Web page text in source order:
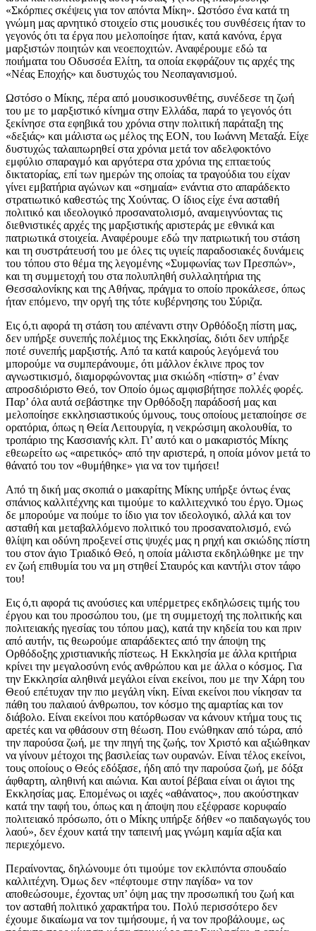
«Σκόρπιες σκέψεις για τον απόντα Μίκη». Ωστόσο ένα κατά τη
γνώμη μας αρνητικό στοιχείο στις μουσικές του συνθέσεις ήταν το
γεγονός ότι τα έργα που μελοποίησε ήταν, κατά κανόνα, έργα
μαρξιστών ποιητών και νεοεποχιτών. Αναφέρουμε εδώ τα
ποιήματα του Οδυσσέα Ελίτη, τα οποία εκφράζουν τις αρχές της
«Νέας Εποχής» και δυστυχώς του Νεοπαγανισμού.
Ωστόσο ο Μίκης, πέρα από μουσικοσυνθέτης, συνέδεσε τη ζωή
του με το μαρξιστικό κίνημα στην Ελλάδα, παρά το γεγονός ότι
ξεκίνησε στα εφηβικά του χρόνια στην πολιτική παράταξη της
«δεξιάς» και μάλιστα ως μέλος της ΕΟΝ, του Ιωάννη Μεταξά. Είχε
δυστυχώς ταλαιπωρηθεί στα χρόνια μετά τον αδελφοκτόνο
εμφύλιο σπαραγμό και αργότερα στα χρόνια της επταετούς
δικτατορίας, επί των ημερών της οποίας τα τραγούδια του είχαν
γίνει εμβατήρια αγώνων και «σημαία» ενάντια στο απαράδεκτο
στρατιωτικό καθεστώς της Χούντας. Ο ίδιος είχε ένα ασταθή
πολιτικό και ιδεολογικό προσανατολισμό, αναμειγνύοντας τις
διεθνιστικές αρχές της μαρξιστικής αριστεράς με εθνικά και
πατριωτικά στοιχεία. Αναφέρουμε εδώ την πατριωτική του στάση
και τη συστράτευσή του με όλες τις υγιείς παραδοσιακές δυνάμεις
του τόπου στο θέμα της λεγομένης «Συμφωνίας των Πρεσπών»,
και τη συμμετοχή του στα πολυπληθή συλλαλητήρια της
Θεσσαλονίκης και της Αθήνας, πράγμα το οποίο προκάλεσε, όπως
ήταν επόμενο, την οργή της τότε κυβέρνησης του Σύριζα.
Εις ό,τι αφορά τη στάση του απέναντι στην Ορθόδοξη πίστη μας,
δεν υπήρξε συνεπής πολέμιος της Εκκλησίας, διότι δεν υπήρξε
ποτέ συνεπής μαρξιστής. Από τα κατά καιρούς λεγόμενά του
μπορούμε να συμπεράνουμε, ότι μάλλον έκλινε προς τον
αγνωστικισμό, διαμορφώνοντας μια σκιώδη «πίστη» σ’ έναν
απροσδιόριστο Θεό, τον Οποίο όμως αμφισβήτησε πολλές φορές.
Παρ’ όλα αυτά σεβάστηκε την Ορθόδοξη παράδοσή μας και
μελοποίησε εκκλησιαστικούς ύμνους, τους οποίους μεταποίησε σε
ορατόρια, όπως η Θεία Λειτουργία, η νεκρώσιμη ακολουθία, το
τροπάριο της Κασσιανής κλπ. Γι’ αυτό και ο μακαριστός Μίκης
εθεωρείτο ως «αιρετικός» από την αριστερά, η οποία μόνον μετά το
θάνατό του τον «θυμήθηκε» για να τον τιμήσει!
Από τη δική μας σκοπιά ο μακαρίτης Μίκης υπήρξε όντως ένας
σπάνιος καλλιτέχνης και τιμούμε το καλλιτεχνικό του έργο. Όμως
δε μπορούμε να πούμε το ίδιο για τον ιδεολογικό, αλλά και τον
ασταθή και μεταβαλλόμενο πολιτικό του προσανατολισμό, ενώ
θλίψη και οδύνη προξενεί στις ψυχές μας η ρηχή και σκιώδης πίστη
του στον άγιο Τριαδικό Θεό, η οποία μάλιστα εκδηλώθηκε με την
εν ζωή επιθυμία του να μη στηθεί Σταυρός και καντήλι στον τάφο
του!
Εις ό,τι αφορά τις ανούσιες και υπέρμετρες εκδηλώσεις τιμής του
έργου και του προσώπου του, (με τη συμμετοχή της πολιτικής και
πολιτειακής ηγεσίας του τόπου μας), κατά την κηδεία του και πριν
από αυτήν, τις θεωρούμε απαράδεκτες από την άποψη της
Ορθόδοξης χριστιανικής πίστεως. Η Εκκλησία με άλλα κριτήρια
κρίνει την μεγαλοσύνη ενός ανθρώπου και με άλλα ο κόσμος. Για
την Εκκλησία αληθινά μεγάλοι είναι εκείνοι, που με την Χάρη του
Θεού επέτυχαν την πιο μεγάλη νίκη. Είναι εκείνοι που νίκησαν τα
πάθη του παλαιού άνθρωπου, τον κόσμο της αμαρτίας και τον
διάβολο. Είναι εκείνοι που κατόρθωσαν να κάνουν κτήμα τους τις
αρετές και να φθάσουν στη θέωση. Που ενώθηκαν από τώρα, από
την παρούσα ζωή, με την πηγή της ζωής, τον Χριστό και αξιώθηκαν
να γίνουν μέτοχοι της βασιλείας των ουρανών. Είναι τέλος εκείνοι,
τους οποίους ο Θεός εδόξασε, ήδη από την παρούσα ζωή, με δόξα
άφθαρτη, αληθινή και αιώνια. Και αυτοί βέβαια είναι οι άγιοι της
Εκκλησίας μας. Επομένως οι ιαχές «αθάνατος», που ακούστηκαν
κατά την ταφή του, όπως και η άποψη που εξέφρασε κορυφαίο
πολιτειακό πρόσωπο, ότι ο Μίκης υπήρξε δήθεν «ο παιδαγωγός του
λαού», δεν έχουν κατά την ταπεινή μας γνώμη καμία αξία και
περιεχόμενο.
Περαίνοντας, δηλώνουμε ότι τιμούμε τον εκλιπόντα σπουδαίο
καλλιτέχνη. Όμως δεν «πέφτουμε στην παγίδα» να τον
αποθεώσουμε, έχοντας υπ’ όψη μας την προσωπική του ζωή και
τον ασταθή πολιτικό χαρακτήρα του. Πολύ περισσότερο δεν
έχουμε δικαίωμα να τον τιμήσουμε, ή να τον προβάλουμε, ως